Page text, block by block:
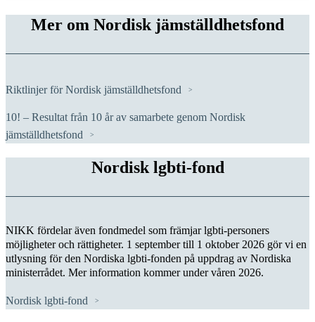
Mer om Nordisk jämställdhetsfond
Riktlinjer för Nordisk jämställdhetsfond
10! – Resultat från 10 år av samarbete genom Nordisk
jämställdhetsfond
Nordisk lgbti-fond
NIKK fördelar även fondmedel som främjar lgbti-personers
möjligheter och rättigheter. 1 september till 1 oktober 2026 gör vi en
utlysning för den Nordiska lgbti-fonden på uppdrag av Nordiska
ministerrådet. Mer information kommer under våren 2026.
Nordisk lgbti-fond